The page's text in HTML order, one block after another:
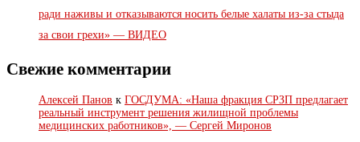
ради наживы и отказываются носить белые халаты из-за стыда
за свои грехи» — ВИДЕО
Свежие комментарии
Алексей Панов к ГОСДУМА: «Наша фракция СРЗП предлагает
реальный инструмент решения жилищной проблемы
медицинских работников», — Сергей Миронов